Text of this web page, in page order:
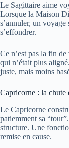
Le Sagittaire aime
Lorsque la Maison
s’annuler, un
s’effondrer.
Ce n’est pas la fin
qui n’était plus
juste, mais moins
Capricorne : la chute
Le Capricorne
patiemment sa
structure. Une
remise en cause.